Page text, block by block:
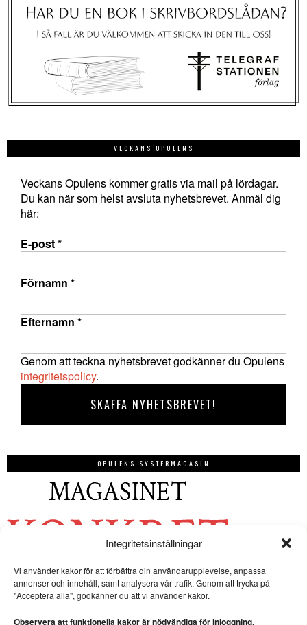
Integritetsinställningar
Vi använder kakor för att förbättra din användarupplevelse, anpassa
annonser och innehåll, samt analysera vår trafik. Genom att trycka på
"Acceptera alla", godkänner du att vi använder kakor.
Observera att funktionella kakor är nödvändiga för inloggning.
VECKANS OPULENS
Veckans Opulens kommer gratis via mail på lördagar.
Du kan när som helst avsluta nyhetsbrevet. Anmäl dig
här:
E-post*
Förnamn *
Efternamn *
Genom att teckna nyhetsbrevet godkänner du Opulens
integritetspolicy.
OPULENS SYSTERMAGASIN